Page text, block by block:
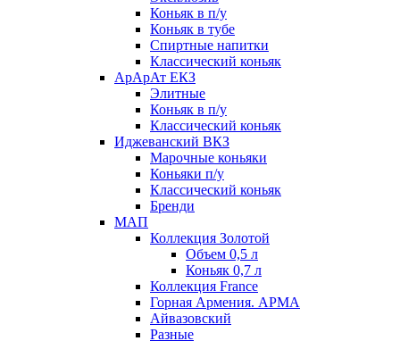
Коньяк в п/у
Коньяк в тубе
Спиртные напитки
Классический коньяк
АрАрАт ЕКЗ
Элитные
Коньяк в п/у
Классический коньяк
Иджеванский ВКЗ
Марочные коньяки
Коньяки п/у
Классический коньяк
Бренди
МАП
Коллекция Золотой
Объем 0,5 л
Коньяк 0,7 л
Коллекция France
Горная Армения. АРМА
Айвазовский
Разные